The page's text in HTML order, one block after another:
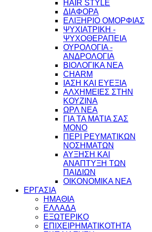
HAIR STYLE
ΔΙΑΦΟΡΑ
ΕΛΙΞΗΡΙΟ ΟΜΟΡΦΙΑΣ
ΨΥΧΙΑΤΡΙΚΗ -
ΨΥΧΟΘΕΡΑΠΕΙΑ
ΟΥΡΟΛΟΓΙΑ -
ΑΝΔΡΟΛΟΓΙΑ
ΒΙΟΛΟΓΙΚΑ ΝΕΑ
CHARM
ΙΑΣΗ ΚΑΙ ΕΥΕΞΙΑ
ΑΛΧΗΜΕΙΕΣ ΣΤΗΝ
ΚΟΥΖΙΝΑ
ΩΡΛ ΝEA
ΓΙΑ ΤΑ ΜΑΤΙΑ ΣΑΣ
ΜΟΝΟ
ΠΕΡΙ ΡΕΥΜΑΤΙΚΩΝ
ΝΟΣΗΜΑΤΩΝ
ΑΥΞΗΣΗ ΚΑΙ
ΑΝΑΠΤΥΞΗ ΤΩΝ
ΠΑΙΔΙΩΝ
ΟΙΚΟΝΟΜΙΚΑ ΝΕΑ
ΕΡΓΑΣΙΑ
ΗΜΑΘΙΑ
ΕΛΛΑΔΑ
ΕΞΩΤΕΡΙΚΟ
ΕΠΙΧΕΙΡΗΜΑΤΙΚΟΤΗΤΑ